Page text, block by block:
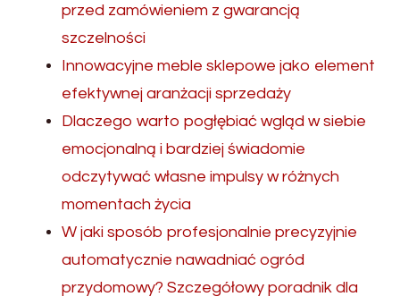
przed zamówieniem z gwarancją
szczelności
Innowacyjne meble sklepowe jako element
efektywnej aranżacji sprzedaży
Dlaczego warto pogłębiać wgląd w siebie
emocjonalną i bardziej świadomie
odczytywać własne impulsy w różnych
momentach życia
W jaki sposób profesjonalnie precyzyjnie
automatycznie nawadniać ogród
przydomowy? Szczegółowy poradnik dla